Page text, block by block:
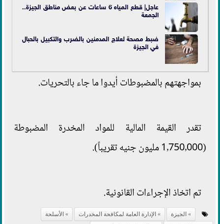
عاجل| قطع المياه 6 ساعات عن بعض مناطق الجيزة..
الجمعة
ضبط مصحة لعلاج المدمنين بالضرب والتكبيل بالحبال
في الجيزة
بمواجهتهم بالمضبوطات أيدوا ما جاء بالتحريات.
تقدر القيمة المالية للمواد المخدرة المضبوطة
(1٫750٫000 مليون جنيه تقريباً).
تم اتخاذ الإجراءات القانونية.
الجيزة الإدارة العامة لمكافحة المخدرات
الأسلحة